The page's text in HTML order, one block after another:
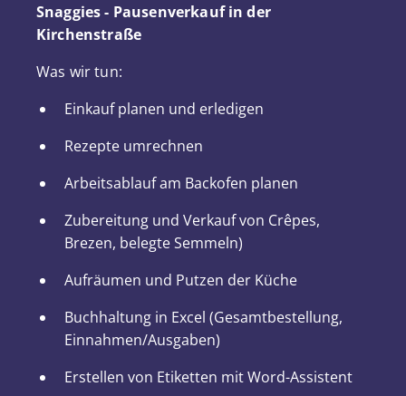
Snaggies - Pausenverkauf in der
Kirchenstraße
Was wir tun:
Einkauf planen und erledigen
Rezepte umrechnen
Arbeitsablauf am Backofen planen
Zubereitung und Verkauf von Crêpes,
Brezen, belegte Semmeln)
Aufräumen und Putzen der Küche
Buchhaltung in Excel (Gesamtbestellung,
Einnahmen/Ausgaben)
Erstellen von Etiketten mit Word-Assistent